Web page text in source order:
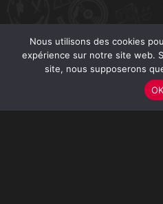
Nous utilisons des cookies
expérience sur notre site web.
site, nous supposerons
OK